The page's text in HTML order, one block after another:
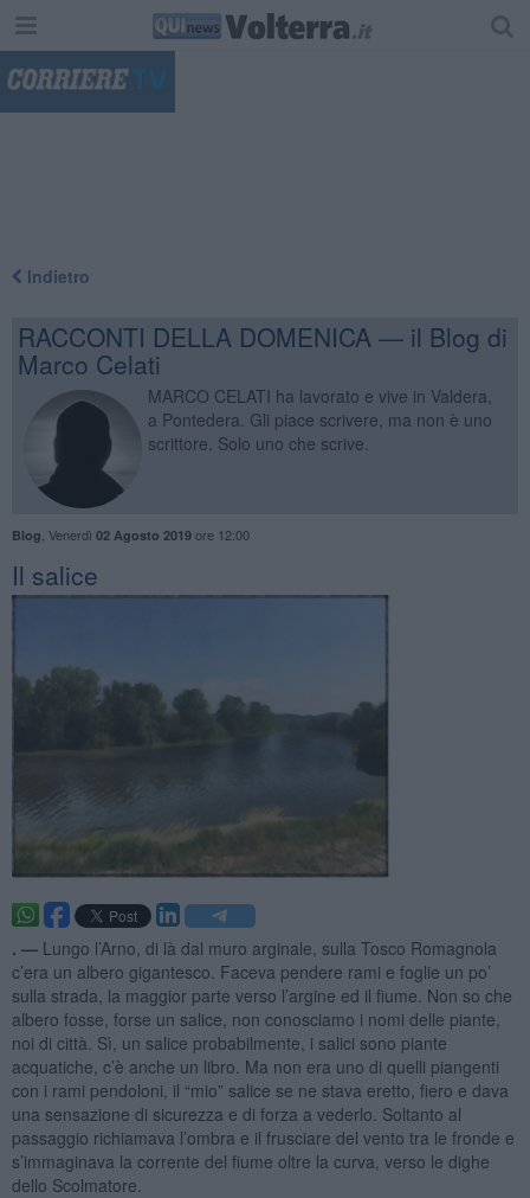
Indietro
RACCONTI DELLA DOMENICA — il Blog di
Marco Celati
MARCO CELATI ha lavorato e vive in Valdera,
a Pontedera. Gli piace scrivere, ma non è uno
scrittore. Solo uno che scrive.
Blog Venerdì 02 Agosto 2019ore 12:00
Il salice
. — Lungo l’Arno, di là dal muro arginale, sulla Tosco Romagnola
c’era un albero gigantesco. Faceva pendere rami e foglie un po’
sulla strada, la maggior parte verso l’argine ed il fiume. Non so che
albero fosse, forse un salice, non conosciamo i nomi delle piante,
noi di città. Sì, un salice probabilmente, i salici sono piante
acquatiche, c’è anche un libro. Ma non era uno di quelli piangenti
con i rami pendoloni, il “mio” salice se ne stava eretto, fiero e dava
una sensazione di sicurezza e di forza a vederlo. Soltanto al
passaggio richiamava l’ombra e il frusciare del vento tra le fronde e
s’immaginava la corrente del fiume oltre la curva, verso le dighe
dello Scolmatore.